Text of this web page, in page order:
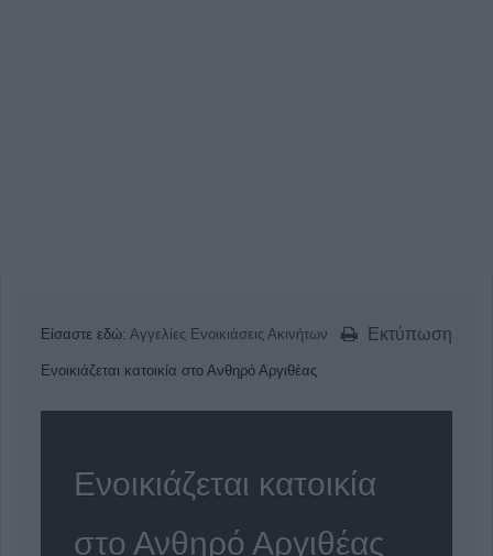
Εκτύπωση
Είσαστε εδώ: Αγγελίες Ενοικιάσεις Ακινήτων
Ενοικιάζεται κατοικία στο Ανθηρό Αργιθέας
Ενοικιάζεται κατοικία
στο Ανθηρό Αργιθέας